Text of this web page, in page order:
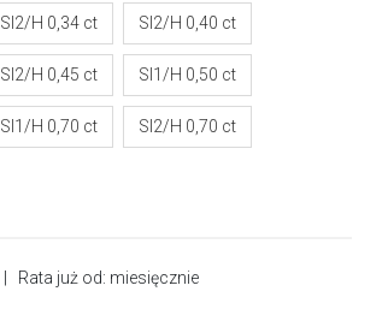
SI2/H 0,34 ct SI2/H 0,40 ct
SI2/H 0,45 ct SI1/H 0,50 ct
SI1/H 0,70 ct SI2/H 0,70 ct
| Rata już od: miesięcznie